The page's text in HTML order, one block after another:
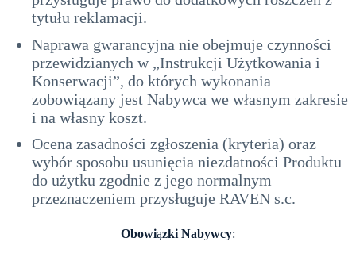
tytułu reklamacji.
Naprawa gwarancyjna nie obejmuje czynności
przewidzianych w „Instrukcji Użytkowania i
Konserwacji”, do których wykonania
zobowiązany jest Nabywca we własnym zakresie
i na własny koszt.
Ocena zasadności zgłoszenia (kryteria) oraz
wybór sposobu usunięcia niezdatności Produktu
do użytku zgodnie z jego normalnym
przeznaczeniem przysługuje RAVEN s.c.
Obowiązki Nabywcy: